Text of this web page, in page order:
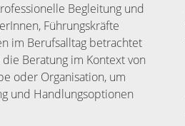
Begleitung und
Führungskräfte
im Berufsalltag betrachtet
Beratung im Kontext von
oder Organisation, um
und Handlungsoptionen